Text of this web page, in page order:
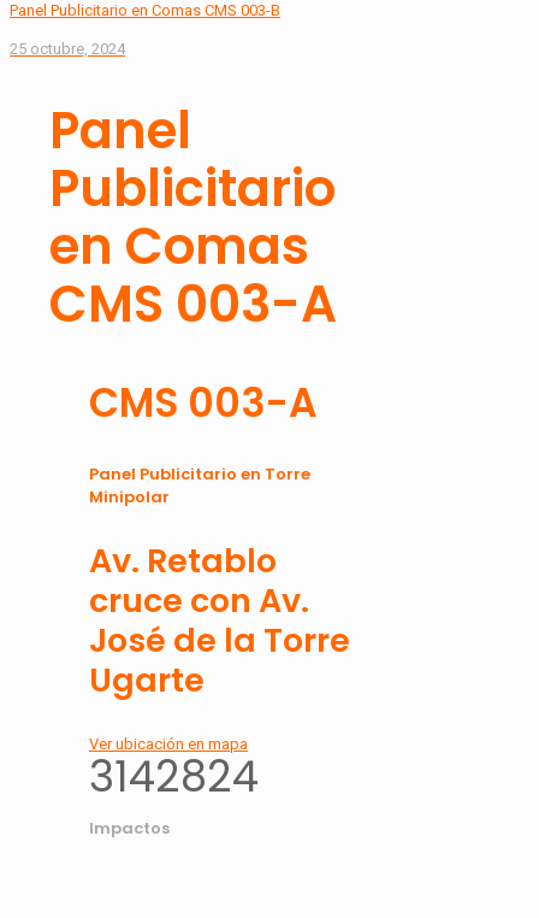
Panel Publicitario en Comas CMS 003-B
25 octubre, 2024
Panel
Publicitario
en Comas
CMS 003-A
CMS 003-A
Panel Publicitario en Torre
Minipolar
Av. Retablo
cruce con Av.
José de la Torre
Ugarte
Ver ubicación en mapa
3142824
Impactos